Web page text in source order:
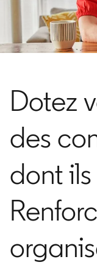
Dotez
des
dont